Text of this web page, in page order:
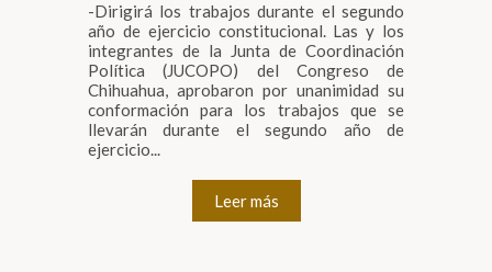
-Dirigirá los trabajos durante el segundo
año de ejercicio constitucional. Las y los
integrantes de la Junta de Coordinación
Política (JUCOPO) del Congreso de
Chihuahua, aprobaron por unanimidad su
conformación para los trabajos que se
llevarán durante el segundo año de
ejercicio...
Leer más